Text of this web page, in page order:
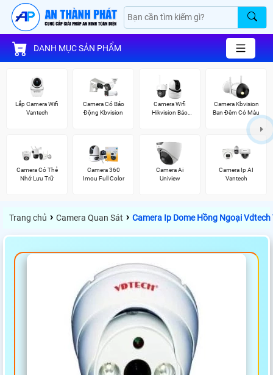
DANH MỤC SẢN PHẨM
Lắp Camera Wifi
Vantech
Camera Có Báo
Động Kbvision
Camera Wifi
Hikvision Báo
Camera Kbvision
Ban Đêm Có Màu
Camera Có Thẻ
Nhớ Lưu Trữ
Camera 360
Imou Full Color
Camera Ai
Uniview
Camera Ip AI
Vantech
Trang chủ › Camera Quan Sát › Camera Ip Dome Hồng Ngoại